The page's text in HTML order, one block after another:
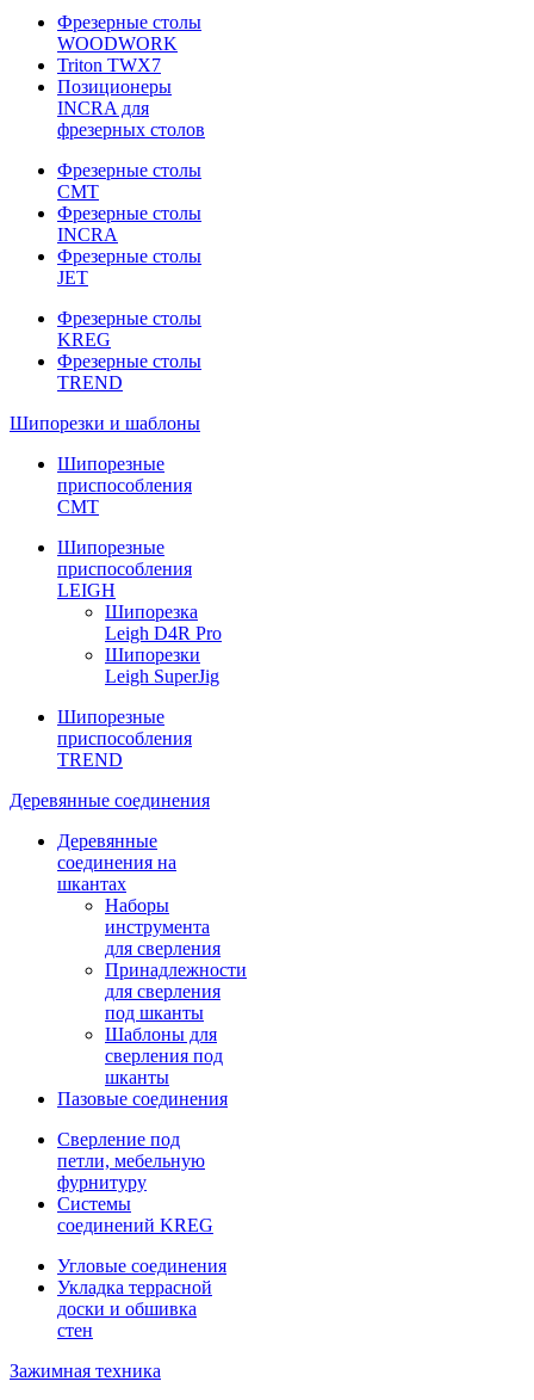
Фрезерные столы
WOODWORK
Triton TWX7
Позиционеры
INCRA для
фрезерных столов
Фрезерные столы
CMT
Фрезерные столы
INCRA
Фрезерные столы
JET
Фрезерные столы
KREG
Фрезерные столы
TREND
Шипорезки и шаблоны
Шипорезные
приспособления
CMT
Шипорезные
приспособления
LEIGH
Шипорезка
Leigh D4R Pro
Шипорезки
Leigh SuperJig
Шипорезные
приспособления
TREND
Деревянные соединения
Деревянные
соединения на
шкантах
Наборы
инструмента
для сверления
Принадлежности
для сверления
под шканты
Шаблоны для
сверления под
шканты
Пазовые соединения
Сверление под
петли, мебельную
фурнитуру
Системы
соединений KREG
Угловые соединения
Укладка террасной
доски и обшивка
стен
Зажимная техника